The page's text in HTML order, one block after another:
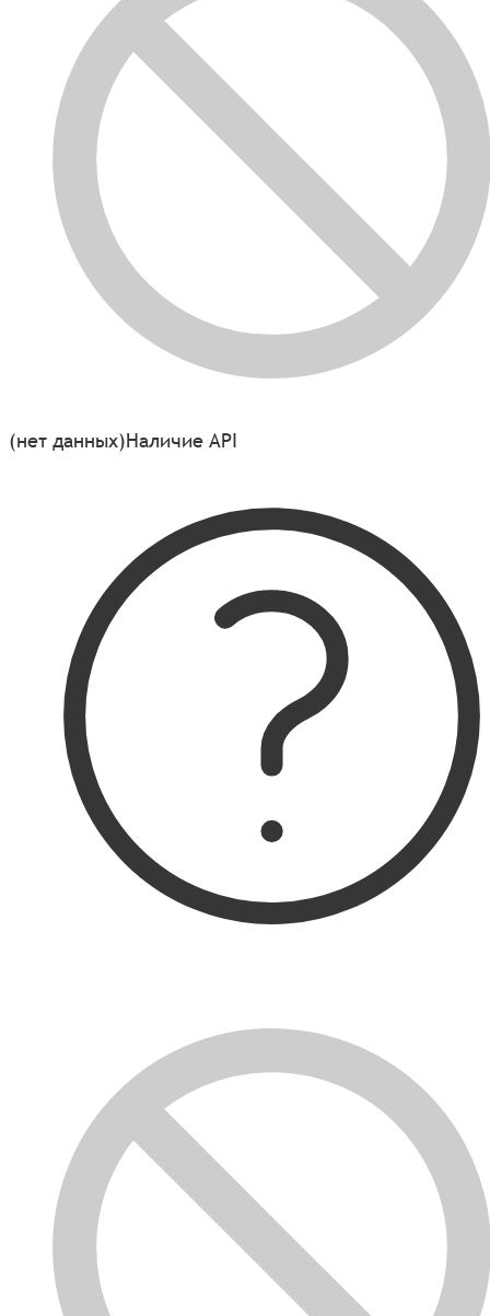
(нет данных)Наличие API